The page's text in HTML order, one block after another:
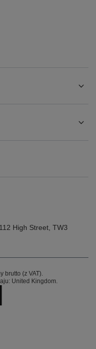
112 High Street TW3
brutto (z VAT).
United Kingdom.